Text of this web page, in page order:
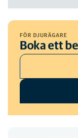
FÖR DJURÄGARE
Boka ett